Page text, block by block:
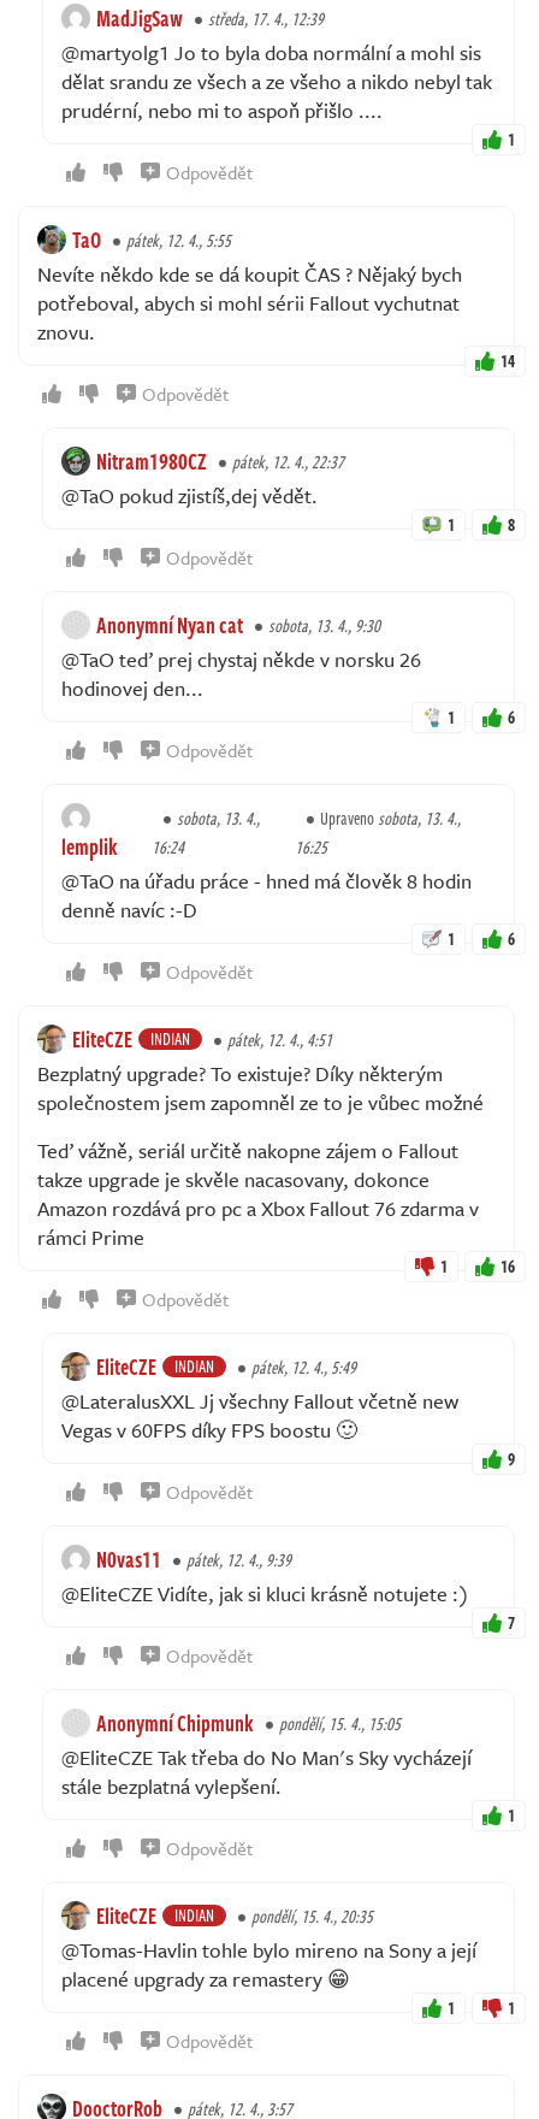
MadJigSaw středa, 17. 4., 12:39
@martyolg1 Jo to byla doba normální a mohl sis
dělat srandu ze všech a ze všeho a nikdo nebyl tak
prudérní, nebo mi to aspoň přišlo ....
1
Odpovědět
TaO pátek, 12. 4., 5:55
Nevíte někdo kde se dá koupit ČAS ? Nějaký bych
potřeboval, abych si mohl sérii Fallout vychutnat
znovu.
14
Odpovědět
Nitram1980CZ pátek, 12. 4., 22:37
@TaO pokud zjistíš,dej vědět.
1 8
Odpovědět
Anonymní Nyan cat sobota, 13. 4., 9:30
@TaO teď prej chystaj někde v norsku 26
hodinovej den...
1 6
Odpovědět
lemplik
sobota, 13. 4.,
16:24
Upravenosobota, 13. 4.,
16:25
@TaO na úřadu práce - hned má člověk 8 hodin
denně navíc :-D
1 6
Odpovědět
EliteCZE INDIAN pátek, 12. 4., 4:51
Bezplatný upgrade? To existuje? Díky některým
společnostem jsem zapomněl ze to je vůbec možné
Teď vážně, seriál určitě nakopne zájem o Fallout
takze upgrade je skvěle nacasovany, dokonce
Amazon rozdává pro pc a Xbox Fallout 76 zdarma v
rámci Prime
1 16
Odpovědět
EliteCZE INDIAN pátek, 12. 4., 5:49
@LateralusXXL Jj všechny Fallout včetně new
Vegas v 60FPS díky FPS boostu 🙂
9
Odpovědět
N0vas11 pátek, 12. 4., 9:39
@EliteCZE Vidíte, jak si kluci krásně notujete :)
7
Odpovědět
Anonymní Chipmunk pondělí, 15. 4., 15:05
@EliteCZE Tak třeba do No Man's Sky vycházejí
stále bezplatná vylepšení.
1
Odpovědět
EliteCZE INDIAN pondělí, 15. 4., 20:35
@Tomas-Havlin tohle bylo mireno na Sony a její
placené upgrady za remastery 😁
1 1
Odpovědět
DooctorRob pátek, 12. 4., 3:57